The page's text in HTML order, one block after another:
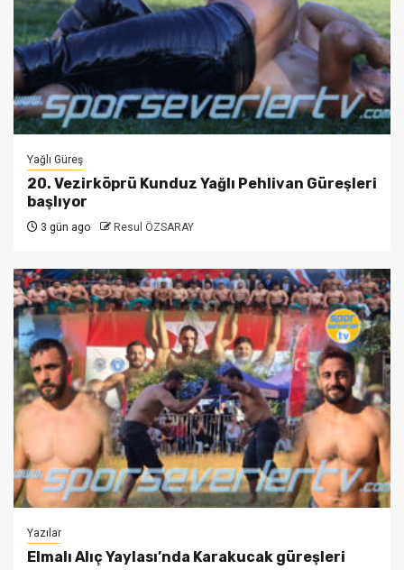
Yağlı Güreş
20. Vezirköprü Kunduz Yağlı Pehlivan Güreşleri
başlıyor
3 gün ago Resul ÖZSARAY
Yazılar
Elmalı Alıç Yaylası’nda Karakucak güreşleri